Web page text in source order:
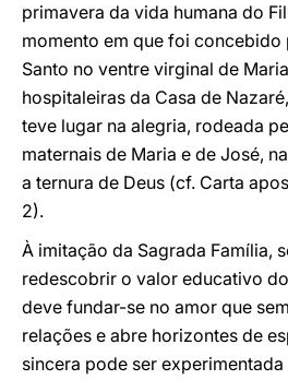
primavera da vida humana do
momento em que foi
Santo no ventre virginal de
hospitaleiras da Casa de
teve lugar na alegria, rodeada
maternais de Maria e de José,
a ternura de Deus (cf. Carta
2).
À imitação da Sagrada Família,
redescobrir o valor educativo
deve fundar-se no amor que
relações e abre horizontes de
sincera pode ser